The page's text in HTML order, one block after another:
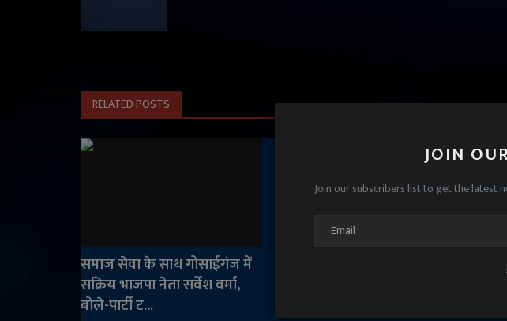
JOIN
Join our subscribers list to get the latest
RELATED POSTS
समाज सेवा के साथ गोसाईगंज में
सक्रिय भाजपा नेता सर्वेश वर्मा,
बोले-पार्टी ट...